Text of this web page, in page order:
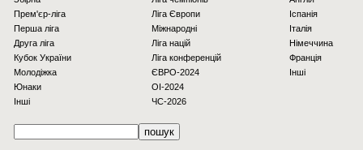
Прем'єр-ліга
Перша ліга
Друга ліга
Кубок України
Молодіжка
Юнаки
Інші
Ліга Європи
Міжнародні
Ліга націй
Ліга конференцій
ЄВРО-2024
OI-2024
ЧС-2026
Іспанія
Італія
Німеччина
Франція
Інші